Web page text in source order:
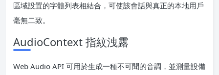
區域設置的字體列表相結合，可使該會話與真正的本地用戶
毫無二致。
AudioContext 指紋洩露
Web Audio API 可用於生成一種不可聞的音調，並測量設備